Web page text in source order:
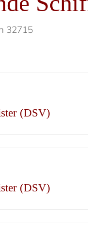
32715
(DSV)
(DSV)